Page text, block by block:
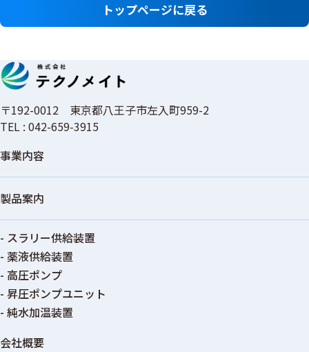
トップページに戻る
〒192-0012 東京都八王子市左入町959-2
TEL : 042-659-3915
事業内容
製品案内
- スラリー供給装置
- 薬液供給装置
- 高圧ポンプ
- 昇圧ポンプユニット
- 純水加温装置
会社概要